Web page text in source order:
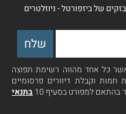
של ביזפורטל - ניוזלטרים
כל אחד מהווה רשימת תפוצה
חמות וקבלת דיוורים פרסומיים
למפורט בסעיף 10
בתנאי